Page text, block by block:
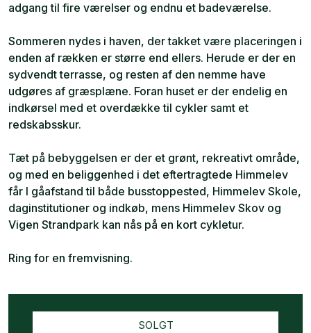
adgang til fire værelser og endnu et badeværelse.
Sommeren nydes i haven, der takket være placeringen i
enden af rækken er større end ellers. Herude er der en
sydvendt terrasse, og resten af den nemme have
udgøres af græsplæne. Foran huset er der endelig en
indkørsel med et overdække til cykler samt et
redskabsskur.
Tæt på bebyggelsen er der et grønt, rekreativt område,
og med en beliggenhed i det eftertragtede Himmelev
får I gåafstand til både busstoppested, Himmelev Skole,
daginstitutioner og indkøb, mens Himmelev Skov og
Vigen Strandpark kan nås på en kort cykletur.
Ring for en fremvisning.
SOLGT